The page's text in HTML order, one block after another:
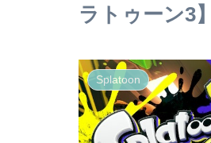
ラトゥーン3】
Splatoon